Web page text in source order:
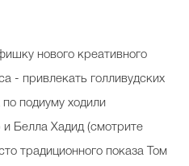
нового креативного
- привлекать голливудских
подиуму ходили
Белла Хадид (смотрите
традиционного показа Том